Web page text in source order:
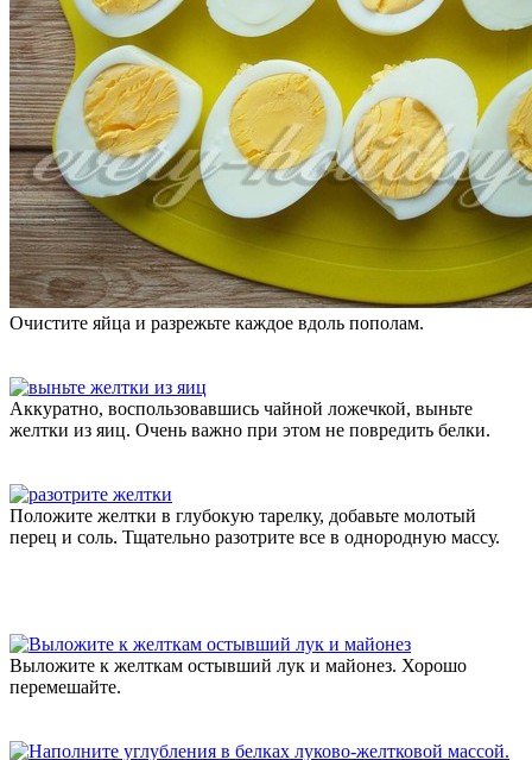
Очистите яйца и разрежьте каждое вдоль пополам.
Аккуратно, воспользовавшись чайной ложечкой, выньте
желтки из яиц. Очень важно при этом не повредить белки.
Положите желтки в глубокую тарелку, добавьте молотый
перец и соль. Тщательно разотрите все в однородную массу.
Выложите к желткам остывший лук и майонез. Хорошо
перемешайте.